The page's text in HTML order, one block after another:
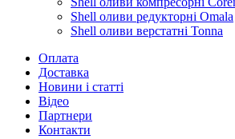
Shell оливи редукторні Omala
Shell оливи верстатні Tonna
Оплата
Доставка
Новини і статті
Відео
Партнери
Контакти